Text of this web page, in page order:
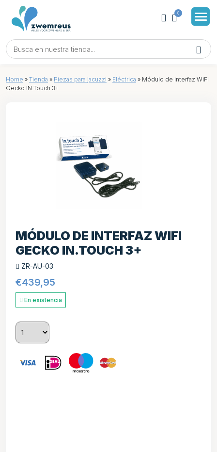
0
Home » Tienda » Piezas para jacuzzi » Eléctrica » Módulo de interfaz WiFi
Gecko IN.Touch 3+
MÓDULO DE INTERFAZ WIFI
GECKO IN.TOUCH 3+
ZR-AU-03
€439,95
En existencia